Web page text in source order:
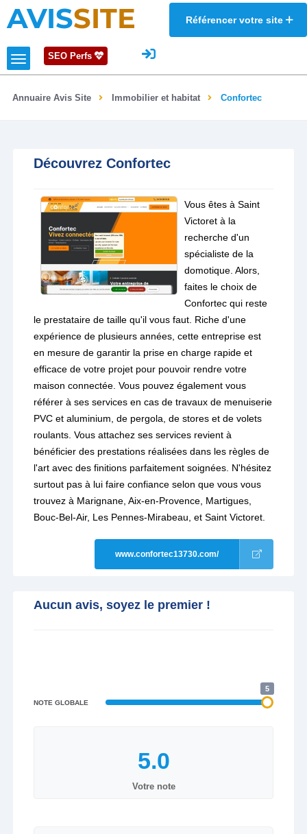
AVISSITE Référencer votre site
SEO Perfs
Annuaire Avis Site Immobilier et habitat Confortec
Découvrez Confortec
Vous êtes à Saint
Victoret à la
recherche d'un
spécialiste de la
domotique. Alors,
faites le choix de
Confortec qui reste
le prestataire de taille qu'il vous faut. Riche d'une
expérience de plusieurs années, cette entreprise est
en mesure de garantir la prise en charge rapide et
efficace de votre projet pour pouvoir rendre votre
maison connectée. Vous pouvez également vous
référer à ses services en cas de travaux de menuiserie
PVC et aluminium, de pergola, de stores et de volets
roulants. Vous attachez ses services revient à
bénéficier des prestations réalisées dans les règles de
l'art avec des finitions parfaitement soignées. N'hésitez
surtout pas à lui faire confiance selon que vous vous
trouvez à Marignane, Aix-en-Provence, Martigues,
Bouc-Bel-Air, Les Pennes-Mirabeau, et Saint Victoret.
www.confortec13730.com/
Aucun avis, soyez le premier !
NOTE GLOBALE
5
Votre note